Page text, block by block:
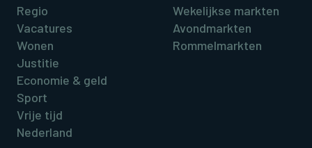
Regio
Vacatures
Wonen
Justitie
Economie & geld
Sport
Vrije tijd
Nederland
Wekelijkse markten
Avondmarkten
Rommelmarkten